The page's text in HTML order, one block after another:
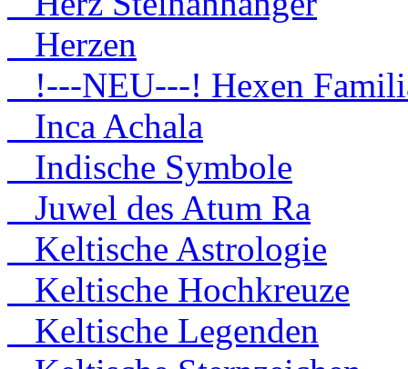
Herzen
!---NEU---! Hexen
Inca Achala
Indische Symbole
Juwel des Atum Ra
Keltische Astrologie
Keltische Hochkreuze
Keltische Legenden